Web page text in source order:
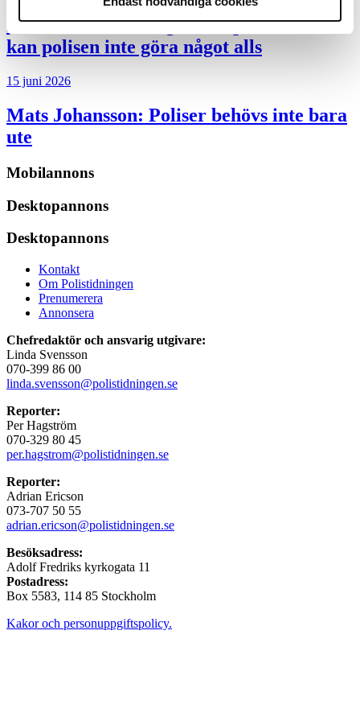
Debatt:Med för höga krav på evidens
kan polisen inte göra något alls
15 juni 2026
Mats Johansson: Poliser behövs inte bara
ute
Mobilannons
Desktopannons
Desktopannons
Kontakt
Om Polistidningen
Prenumerera
Annonsera
Chefredaktör och ansvarig utgivare:
Linda Svensson
070-399 86 00
linda.svensson@polistidningen.se
Reporter:
Per Hagström
070-329 80 45
per.hagstrom@polistidningen.se
Reporter:
Adrian Ericson
073-707 50 55
adrian.ericson@polistidningen.se
Besöksadress:
Adolf Fredriks kyrkogata 11
Postadress:
Box 5583, 114 85 Stockholm
Kakor och personuppgiftspolicy.